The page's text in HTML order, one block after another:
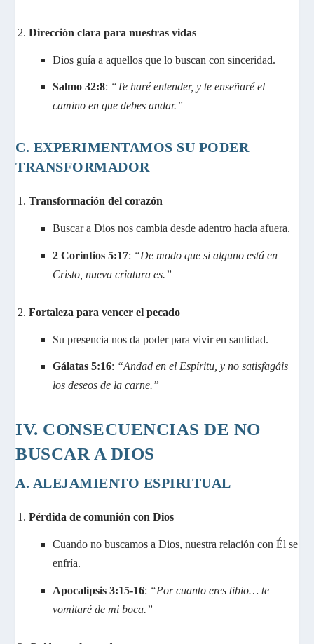
Dirección clara para nuestras vidas
Dios guía a aquellos que lo buscan con sinceridad.
Salmo 32:8: “Te haré entender, y te enseñaré el
camino en que debes andar.”
C. EXPERIMENTAMOS SU PODER
TRANSFORMADOR
Transformación del corazón
Buscar a Dios nos cambia desde adentro hacia afuera.
2 Corintios 5:17: “De modo que si alguno está en
Cristo, nueva criatura es.”
Fortaleza para vencer el pecado
Su presencia nos da poder para vivir en santidad.
Gálatas 5:16: “Andad en el Espíritu, y no satisfagáis
los deseos de la carne.”
IV. CONSECUENCIAS DE NO
BUSCAR A DIOS
A. ALEJAMIENTO ESPIRITUAL
Pérdida de comunión con Dios
Cuando no buscamos a Dios, nuestra relación con Él se
enfría.
Apocalipsis 3:15-16: “Por cuanto eres tibio… te
vomitaré de mi boca.”